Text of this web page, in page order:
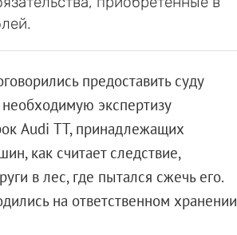
предоставить суду
экспертизу
Audi ТТ, принадлежащих
как считает следствие,
в лес, где пытался сжечь его.
на ответственном хранении